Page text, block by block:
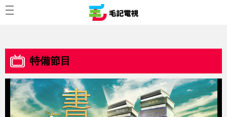
特備節目